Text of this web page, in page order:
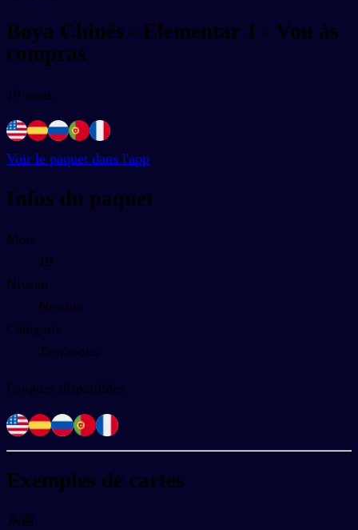
Boya Chinês - Elementar 1 - Vou às
compras
19 mots
Voir le paquet dans l'app
Infos du paquet
Mots
19
Niveau
Newbie
Catégorie
Textbooks
Langues disponibles
Exemples de cartes
东西